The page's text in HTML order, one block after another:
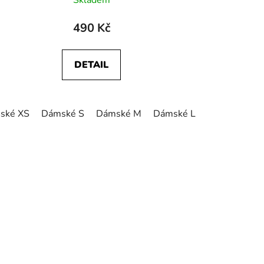
490 Kč
DETAIL
XS Dámské S Dámské M Dámské L